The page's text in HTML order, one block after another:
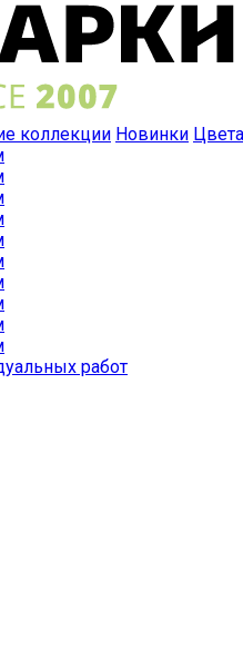
коллекции Новинки Цвета
работ